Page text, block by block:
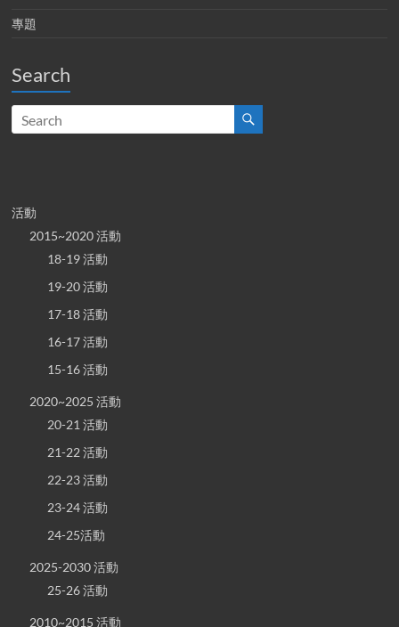
專題
Search
活動
2015~2020 活動
18-19 活動
19-20 活動
17-18 活動
16-17 活動
15-16 活動
2020~2025 活動
20-21 活動
21-22 活動
22-23 活動
23-24 活動
24-25活動
2025-2030 活動
25-26 活動
2010~2015 活動